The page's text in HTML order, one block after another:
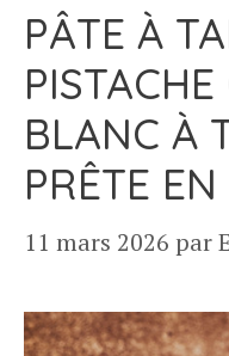
PÂTE À
BLANC À
PRÊTE
11 mars 2026 par